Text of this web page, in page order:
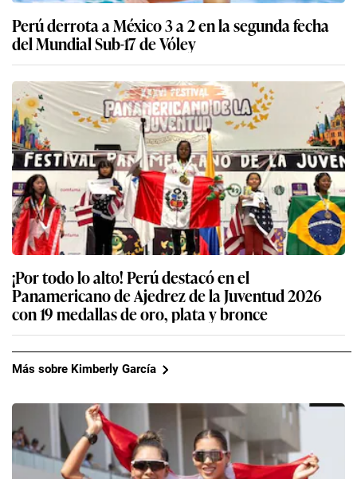
Perú derrota a México 3 a 2 en la segunda fecha
del Mundial Sub-17 de Vóley
¡Por todo lo alto! Perú destacó en el
Panamericano de Ajedrez de la Juventud 2026
con 19 medallas de oro, plata y bronce
Más sobre Kimberly García